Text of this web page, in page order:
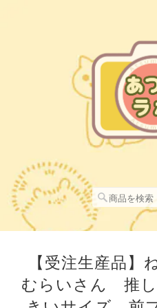
【受注生産品
むらいさん 推